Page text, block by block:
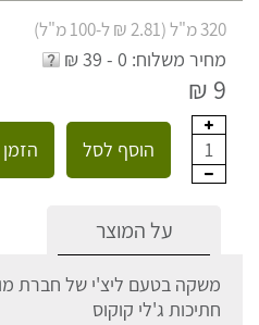
320 מ"ל (2.81 ₪ ל-100 מ"ל)
מחיר משלוח: 0 - 39 ₪
9 ₪
1 הוסף לסל
על המוצר
משקה בטעם ליצ'י של חברת
חתיכות ג'לי קוקוס